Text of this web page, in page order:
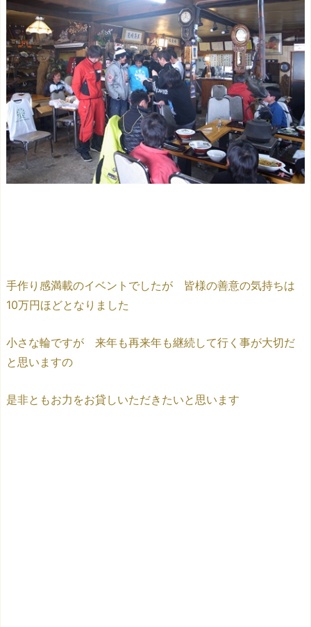
手作り感満載のイベントでしたが 皆様の善意の気持ちは
10万円ほどとなりました
小さな輪ですが 来年も再来年も継続して行く事が大切だ
と思いますの
是非ともお力をお貸しいただきたいと思います